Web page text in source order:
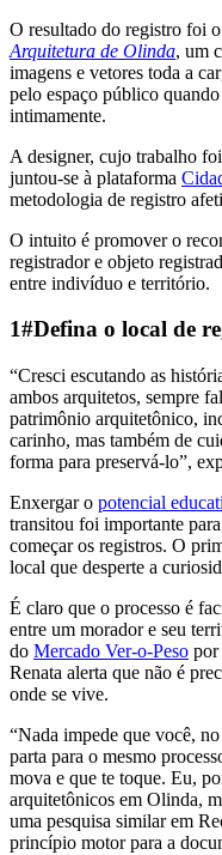
O resultado do registro foi
Arquitetura de Olinda, um
imagens e vetores toda a
pelo espaço público
intimamente.
A designer, cujo trabalho
juntou-se à plataforma
metodologia de registro
O intuito é promover o
registrador e objeto
entre indivíduo e território.
1#Defina o local de
“Cresci escutando as
ambos arquitetos, sempre
patrimônio arquitetônico,
carinho, mas também de
forma para preservá-lo”,
Enxergar o potencial
transitou foi importante
começar os registros. O
local que desperte a
É claro que o processo é
entre um morador e seu
do Mercado Ver-o-Peso por
Renata alerta que não é
onde se vive.
“Nada impede que você,
parta para o mesmo
mova e que te toque. Eu,
arquitetônicos em Olinda,
uma pesquisa similar em
princípio motor para a